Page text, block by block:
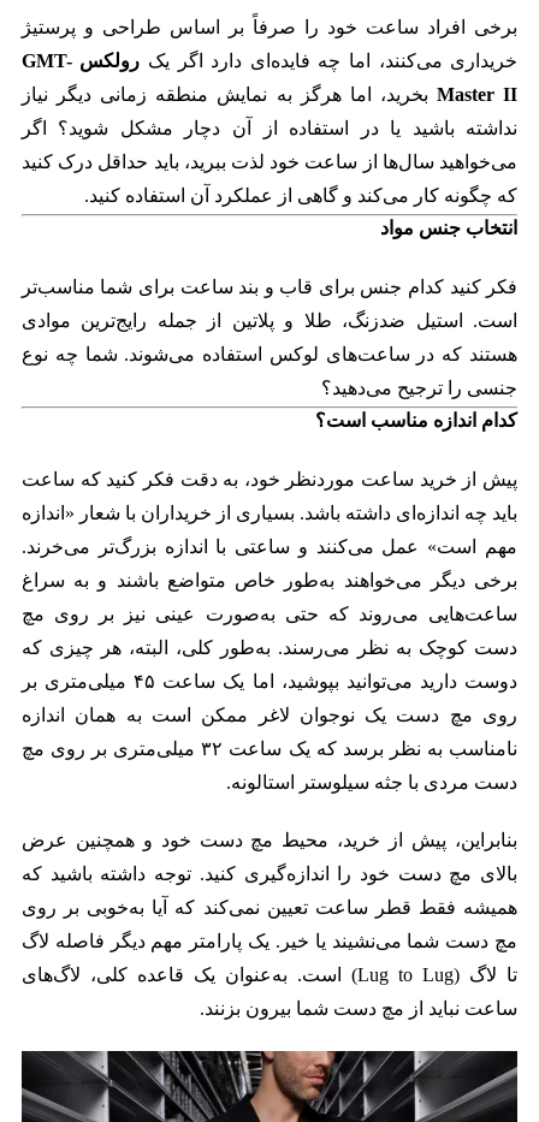
برخی افراد ساعت خود را صرفاً بر اساس طراحی و پرستیژ
خریداری می‌کنند، اما چه فایده‌ای دارد اگر یک
رولکس GMT-
Master II بخرید، اما هرگز به نمایش منطقه زمانی دیگر نیاز
نداشته باشید یا در استفاده از آن دچار مشکل شوید؟ اگر
می‌خواهید سال‌ها از ساعت خود لذت ببرید، باید حداقل درک کنید
که چگونه کار می‌کند و گاهی از عملکرد آن استفاده کنید.
انتخاب جنس مواد
فکر کنید کدام جنس برای قاب و بند ساعت برای شما مناسب‌تر
است. استیل ضدزنگ، طلا و پلاتین از جمله رایج‌ترین موادی
هستند که در ساعت‌های لوکس استفاده می‌شوند. شما چه نوع
جنسی را ترجیح می‌دهید؟
کدام اندازه مناسب است؟
پیش از خرید ساعت موردنظر خود، به دقت فکر کنید که ساعت
باید چه اندازه‌ای داشته باشد. بسیاری از خریداران با شعار «اندازه
مهم است» عمل می‌کنند و ساعتی با اندازه بزرگ‌تر می‌خرند.
برخی دیگر می‌خواهند به‌طور خاص متواضع باشند و به سراغ
ساعت‌هایی می‌روند که حتی به‌صورت عینی نیز بر روی مچ
دست کوچک به نظر می‌رسند. به‌طور کلی، البته، هر چیزی که
دوست دارید می‌توانید بپوشید، اما یک ساعت ۴۵ میلی‌متری بر
روی مچ دست یک نوجوان لاغر ممکن است به همان اندازه
نامناسب به نظر برسد که یک ساعت ۳۲ میلی‌متری بر روی مچ
دست مردی با جثه سیلوستر استالونه.
بنابراین، پیش از خرید، محیط مچ دست خود و همچنین عرض
بالای مچ دست خود را اندازه‌گیری کنید. توجه داشته باشید که
همیشه فقط قطر ساعت تعیین نمی‌کند که آیا به‌خوبی بر روی
مچ دست شما می‌نشیند یا خیر. یک پارامتر مهم دیگر فاصله لاگ
تا لاگ (Lug to Lug) است. به‌عنوان یک قاعده کلی، لاگ‌های
ساعت نباید از مچ دست شما بیرون بزنند.